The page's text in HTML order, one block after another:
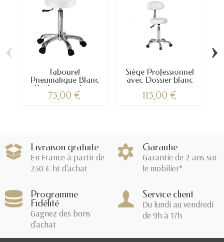
Tabouret
Pneumatique Blanc
Professionnel –...
75,00 €
Siège Professionnel
avec Dossier blanc
115,00 €
‹ ›
Livraison gratuite
En France à partir de
250 € ht d'achat
Garantie
Garantie de 2 ans sur
le mobilier*
Programme
Fidélité
Gagnez des bons
d'achat
Service client
Du lundi au vendredi
de 9h à 17h